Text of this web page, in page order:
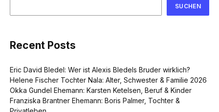
SUCHEN
Recent Posts
Eric David Bledel: Wer ist Alexis Bledels Bruder wirklich?
Helene Fischer Tochter Nala: Alter, Schwester & Familie 2026
Okka Gundel Ehemann: Karsten Ketelsen, Beruf & Kinder
Franziska Brantner Ehemann: Boris Palmer, Tochter &